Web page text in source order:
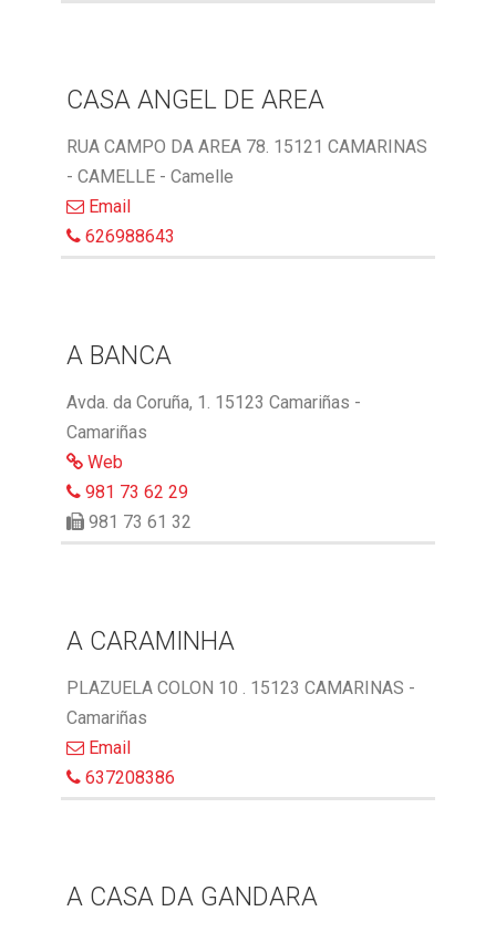
CASA ANGEL DE AREA
RUA CAMPO DA AREA 78. 15121 CAMARINAS
- CAMELLE - Camelle
Email
626988643
A BANCA
Avda. da Coruña, 1. 15123 Camariñas -
Camariñas
Web
981 73 62 29
981 73 61 32
A CARAMINHA
PLAZUELA COLON 10 . 15123 CAMARINAS -
Camariñas
Email
637208386
A CASA DA GANDARA